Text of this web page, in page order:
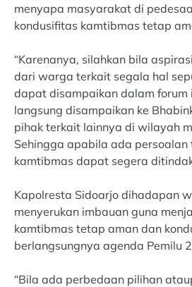
menyapa masyarakat di
kondusifitas kamtibmas tetap
“Karenanya, silahkan bila
dari warga terkait segala hal
dapat disampaikan dalam
langsung disampaikan ke
pihak terkait lainnya di wilayah
Sehingga apabila ada
kamtibmas dapat segera
Kapolresta Sidoarjo dihadapan
menyerukan imbauan guna
kamtibmas tetap aman dan
berlangsungnya agenda Pemilu
“Bila ada perbedaan pilihan